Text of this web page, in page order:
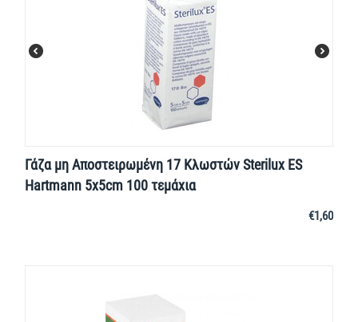
Γάζα μη Αποστειρωμένη 17 Κλωστών Sterilux ES
Hartmann 5x5cm 100 τεμάχια
€1,60